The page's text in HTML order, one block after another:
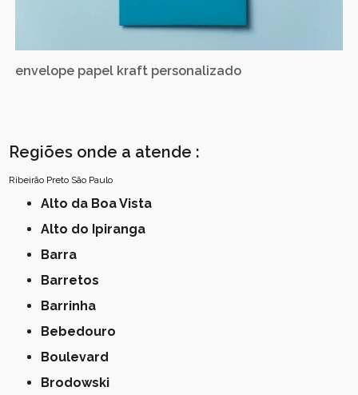
envelope papel kraft personalizado
Regiões onde a atende :
Ribeirão Preto São Paulo
Alto da Boa Vista
Alto do Ipiranga
Barra
Barretos
Barrinha
Bebedouro
Boulevard
Brodowski